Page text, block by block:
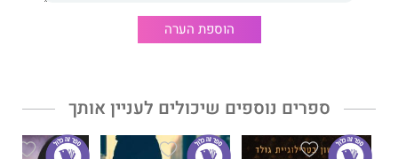
מיום שהיא זוכרת את עצמה שירן אוהבת לספר סיפורים ולכתוב
דבר עורכת האתר:
הוספת הערה
ספרים נוספים שיכולים לעניין אותך